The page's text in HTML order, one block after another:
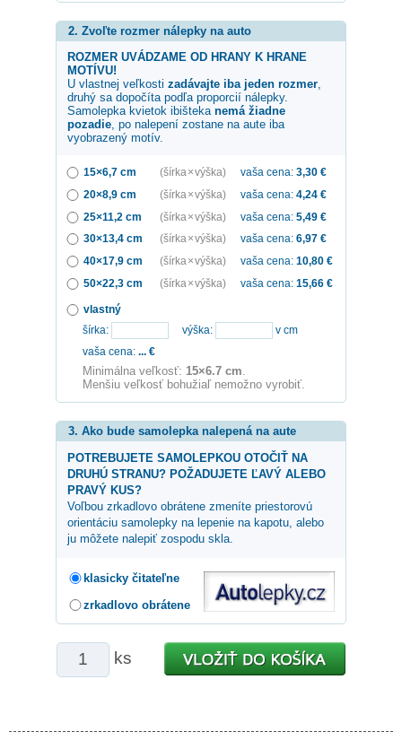
2. Zvoľte rozmer nálepky na auto
ROZMER UVÁDZAME OD HRANY K HRANE
MOTÍVU!
U vlastnej veľkosti zadávajte iba jeden rozmer,
druhý sa dopočíta podľa proporcií nálepky.
Samolepka kvietok ibišteka nemá žiadne
pozadie, po nalepení zostane na aute iba
vyobrazený motív.
15×6,7 cm (šírka × výška) vaša cena: 3,30 €
20×8,9 cm
(šírka × výška) vaša cena: 4,24 €
25×11,2 cm
(šírka × výška) vaša cena: 5,49 €
30×13,4 cm
(šírka × výška) vaša cena: 6,97 €
40×17,9 cm
(šírka × výška) vaša cena: 10,80 €
50×22,3 cm
(šírka × výška) vaša cena: 15,66 €
vlastný
šírka:
výška:
v cm
vaša cena: ... €
Minimálna veľkosť: 15×6.7 cm.
Menšiu veľkosť bohužiaľ nemožno vyrobiť.
3. Ako bude samolepka nalepená na aute
POTREBUJETE SAMOLEPKOU OTOČIŤ NA
DRUHÚ STRANU? POŽADUJETE ĽAVÝ ALEBO
PRAVÝ KUS?
Voľbou zrkadlovo obrátene zmeníte priestorovú
orientáciu samolepky na lepenie na kapotu, alebo
ju môžete nalepiť zospodu skla.
klasicky čitateľne
zrkadlovo obrátene
ks